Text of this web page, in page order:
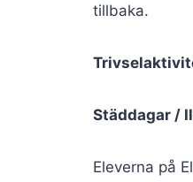
tillbaka.
Städdagar /
Eleverna på